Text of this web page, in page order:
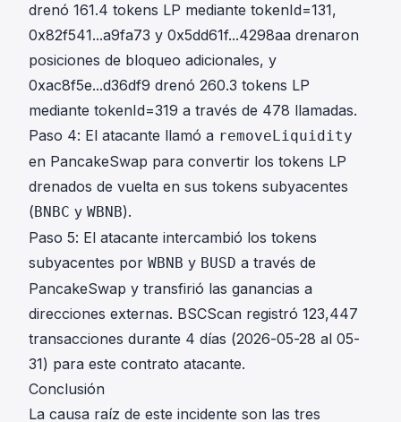
drenó 161.4 tokens LP mediante tokenId=131,
0x82f541...a9fa73 y 0x5dd61f...4298aa drenaron
posiciones de bloqueo adicionales, y
0xac8f5e...d36df9 drenó 260.3 tokens LP
mediante tokenId=319 a través de 478 llamadas.
Paso 4: El atacante llamó a removeLiquidity
en PancakeSwap para convertir los tokens LP
drenados de vuelta en sus tokens subyacentes
(BNBC y WBNB).
Paso 5: El atacante intercambió los tokens
subyacentes por WBNB y BUSD a través de
PancakeSwap y transfirió las ganancias a
direcciones externas. BSCScan registró 123,447
transacciones durante 4 días (2026-05-28 al 05-
31) para este contrato atacante.
Conclusión
La causa raíz de este incidente son las tres